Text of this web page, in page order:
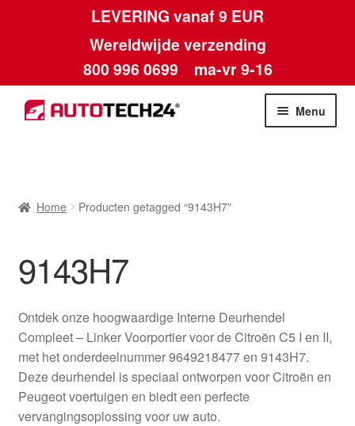
LEVERING vanaf 9 EUR
Wereldwijde verzending
800 996 0699 ma-vr 9-16
Ga
door
Ga
naar
Menu
Betalingen
Contact
Kassa
Klachten
Home Producten getagged “9143H7”
9143H7
Ontdek onze hoogwaardige Interne Deurhendel
Compleet – Linker Voorportier voor de Citroën C5 I en II,
met het onderdeelnummer 9649218477 en 9143H7.
Deze deurhendel is speciaal ontworpen voor Citroën en
Peugeot voertuigen en biedt een perfecte
vervangingsoplossing voor uw auto.